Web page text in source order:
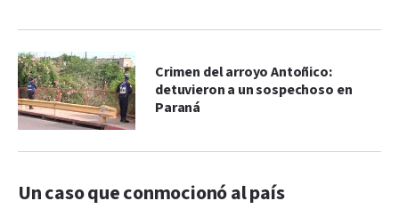
Crimen del arroyo Antoñico:
detuvieron a un sospechoso en
Paraná
Un caso que conmocionó al país